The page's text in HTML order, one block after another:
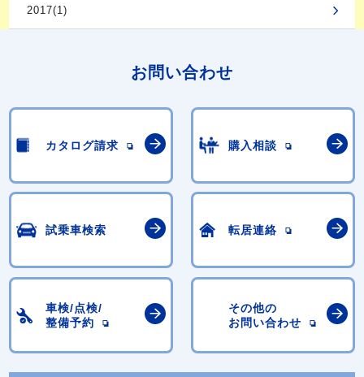
2017(1)
お問い合わせ
カタログ請求 購入相談
試乗車検索 転居連絡
車検/点検/
整備予約
その他の
お問い合わせ